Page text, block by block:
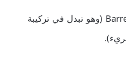
مريء باريت Barrett’s esophagus (وهو تبدل في تركيبة